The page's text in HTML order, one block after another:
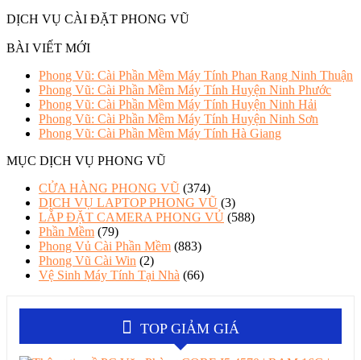
DỊCH VỤ CÀI ĐẶT PHONG VŨ
BÀI VIẾT MỚI
Phong Vũ: Cài Phần Mềm Máy Tính Phan Rang Ninh Thuận
Phong Vũ: Cài Phần Mềm Máy Tính Huyện Ninh Phước
Phong Vũ: Cài Phần Mềm Máy Tính Huyện Ninh Hải
Phong Vũ: Cài Phần Mềm Máy Tính Huyện Ninh Sơn
Phong Vũ: Cài Phần Mềm Máy Tính Hà Giang
MỤC DỊCH VỤ PHONG VŨ
CỬA HÀNG PHONG VŨ (374)
DỊCH VỤ LAPTOP PHONG VŨ (3)
LẮP ĐẶT CAMERA PHONG VỦ (588)
Phần Mềm (79)
Phong Vủ Cài Phần Mềm (883)
Phong Vũ Cài Win (2)
Vệ Sinh Máy Tính Tại Nhà (66)
TOP GIẢM GIÁ